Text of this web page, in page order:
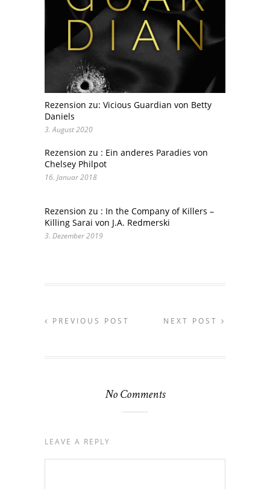
Rezension zu: Vicious Guardian von Betty
Daniels
3. August 2020
Rezension zu : Ein anderes Paradies von
Chelsey Philpot
16. Januar 2018
Rezension zu : In the Company of Killers –
Killing Sarai von J.A. Redmerski
3. Dezember 2019
PREVIOUS POST NEXT POST
No Comments
LEAVE A REPLY